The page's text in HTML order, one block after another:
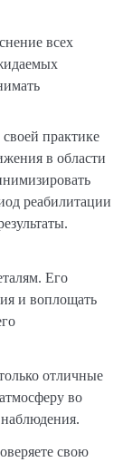
всех
практике
в области
реабилитации
Его
и воплощать
отличные
во
свою